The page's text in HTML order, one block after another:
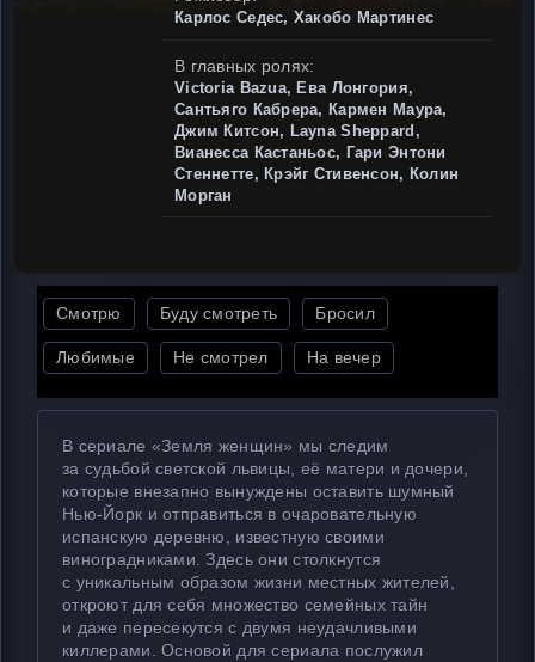
Карлос Седес, Хакобо Мартинес
В главных ролях:
Victoria Bazua, Ева Лонгория,
Сантьяго Кабрера, Кармен Маура,
Джим Китсон, Layna Sheppard,
Вианесса Кастаньос, Гари Энтони
Стеннетте, Крэйг Стивенсон, Колин
Морган
Смотрю Буду смотреть Бросил
Любимые Не смотрел На вечер
В сериале «Земля женщин» мы следим
за судьбой светской львицы, её матери и дочери,
которые внезапно вынуждены оставить шумный
Нью-Йорк и отправиться в очаровательную
испанскую деревню, известную своими
виноградниками. Здесь они столкнутся
с уникальным образом жизни местных жителей,
откроют для себя множество семейных тайн
и даже пересекутся с двумя неудачливыми
киллерами. Основой для сериала послужил